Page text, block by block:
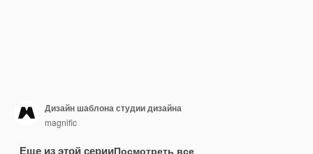
Дизайн шаблона студии дизайна
magnific
Еще из этой серииПосмотреть все